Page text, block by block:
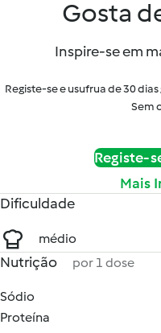
Gosta
Inspire-se em
Registe-se e usufrua de 30
Sem
Registe-
Mais
Dificuldade
médio
Nutrição por 1 dose
Sódio
Proteína